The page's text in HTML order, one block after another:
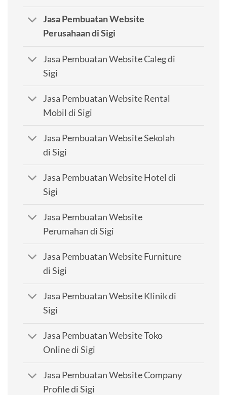
Jasa Pembuatan Website
Perusahaan di Sigi
Jasa Pembuatan Website Caleg di
Sigi
Jasa Pembuatan Website Rental
Mobil di Sigi
Jasa Pembuatan Website Sekolah
di Sigi
Jasa Pembuatan Website Hotel di
Sigi
Jasa Pembuatan Website
Perumahan di Sigi
Jasa Pembuatan Website Furniture
di Sigi
Jasa Pembuatan Website Klinik di
Sigi
Jasa Pembuatan Website Toko
Online di Sigi
Jasa Pembuatan Website Company
Profile di Sigi